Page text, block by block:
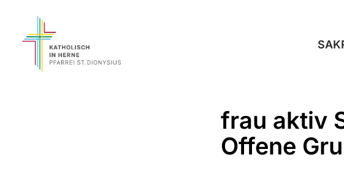
frau aktiv
Offene